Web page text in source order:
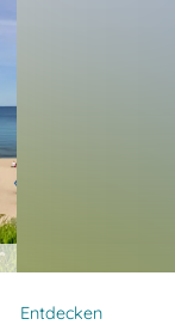
Entdecken